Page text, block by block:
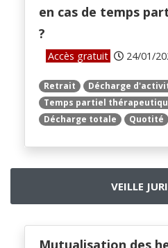
en cas de temps
?
Accès gratuit 24/01/
Retrait
Décharge
Temps partiel
Décharge totale
Quotité
VEILLE
Mutualisation des